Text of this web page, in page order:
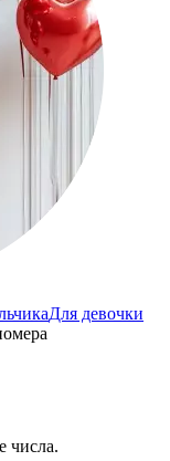
Для девочки
числа.